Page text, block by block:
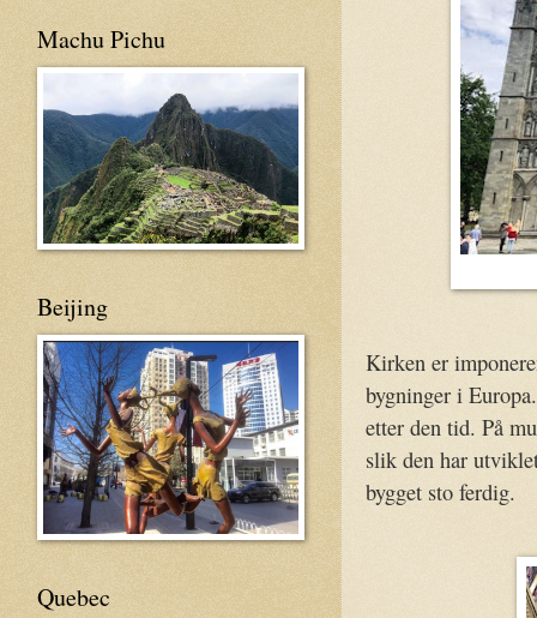
Kirken er
bygninger i
etter den tid. På
slik den har
bygget sto ferdig.
Machu Pichu
Beijing
Quebec